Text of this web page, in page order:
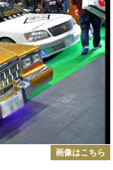
画像はこちら